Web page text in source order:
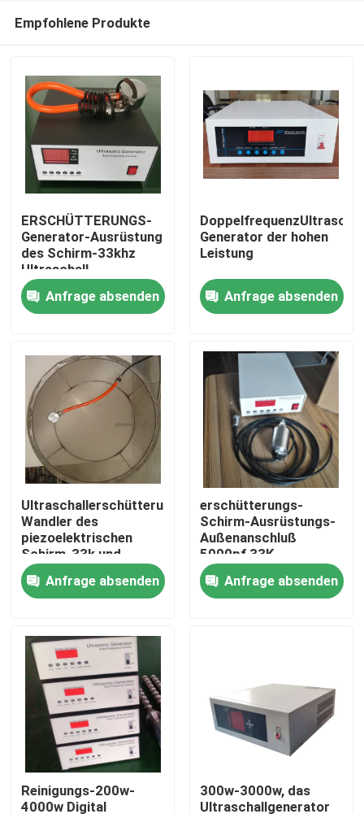
Produkte
Über uns
Fabrik-Ausflug
Qualitätskontrolle
Treten Sie mit uns in Verbindung
Fordern Sie ein Zitat
Reinigung Ultraschallwandler
High-Power-Ultraschallwandler
Multi Frequenz-Ultraschallwandler
Empfohlene Produkte
ERSCHÜTTERUNGS-
Generator-Ausrüstung
des Schirm-33khz
Ultraschall
Anfrage absenden
Generator der hohen
Leistung
Anfrage absenden
Ultraschallerschütterungs-
Wandler des
piezoelektrischen
Schirm-33k und
Generator-Ausrüstung
Anfrage absenden
erschütterungs-
Schirm-Ausrüstungs-
Außenanschluß
5000pf 33K
Ultraschall
Anfrage absenden
Reinigungs-200w-
4000w Digital
300w-3000w, das
Ultraschallgenerator